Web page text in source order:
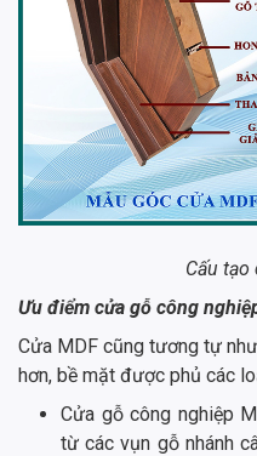
Cấu tạo
Ưu điểm cửa gỗ công
Cửa MDF cũng tương tự
hơn, bề mặt được phủ các
Cửa gỗ công nghiệp
từ các vụn gỗ nhánh